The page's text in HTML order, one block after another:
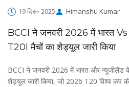
19 दिस॰ 2025 Himanshu Kumar
BCCI ने जनवरी 2026 में भारत
T20I मैचों का शेड्यूल जारी किया
BCCI ने जनवरी 2026 में भारत और
शेड्यूल जारी किया, जो 2026 T20 विश्व कप